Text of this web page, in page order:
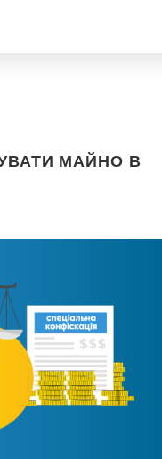
МАЙНО В